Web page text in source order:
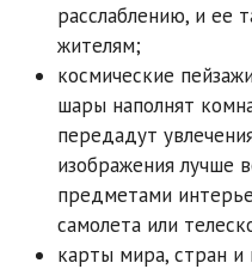
расслаблению, и ее
жителям;
космические
шары наполнят
передадут
изображения лучше
предметами
самолета или
карты мира, стран